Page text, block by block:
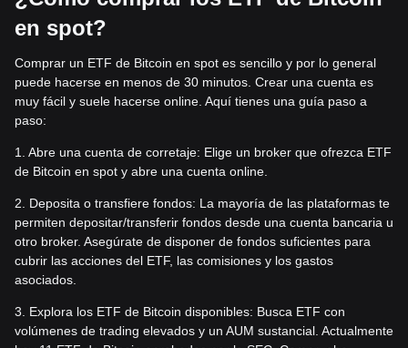
en spot?
Comprar un ETF de Bitcoin en spot es sencillo y por lo general
puede hacerse en menos de 30 minutos. Crear una cuenta es
muy fácil y suele hacerse online. Aquí tienes una guía paso a
paso:
1. Abre una cuenta de corretaje: Elige un broker que ofrezca ETF
de Bitcoin en spot y abre una cuenta online.
2. Deposita o transfiere fondos: La mayoría de las plataformas te
permiten depositar/transferir fondos desde una cuenta bancaria u
otro broker. Asegúrate de disponer de fondos suficientes para
cubrir las acciones del ETF, las comisiones y los gastos
asociados.
3. Explora los ETF de Bitcoin disponibles: Busca ETF con
volúmenes de trading elevados y un AUM sustancial. Actualmente